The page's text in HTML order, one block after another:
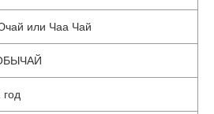
или Чаа Чай
год